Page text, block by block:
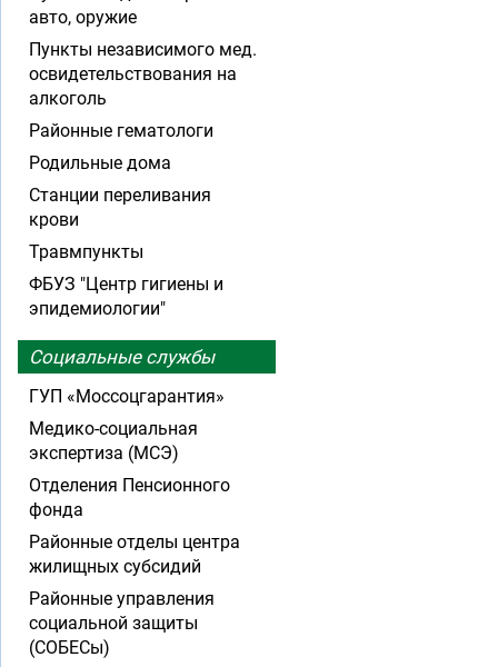
авто, оружие
Пункты независимого мед.
освидетельствования на
алкоголь
Районные гематологи
Родильные дома
Станции переливания
крови
Травмпункты
ФБУЗ "Центр гигиены и
эпидемиологии"
Социальные службы
ГУП «Моссоцгарантия»
Медико-социальная
экспертиза (МСЭ)
Отделения Пенсионного
фонда
Районные отделы центра
жилищных субсидий
Районные управления
социальной защиты
(СОБЕСы)